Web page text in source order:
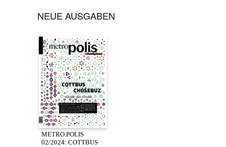
NEUE AUSGABEN
METRO.POLIS
02/2024: COTTBUS